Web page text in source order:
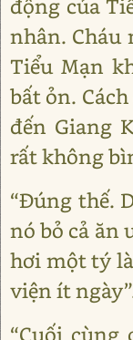
động của
nhân.
Tiểu Mạn
bất ỏn.
đến Giang
rất không
“Đúng thế.
nó bỏ cả ăn
hơi một tý
viện ít
“Cuối